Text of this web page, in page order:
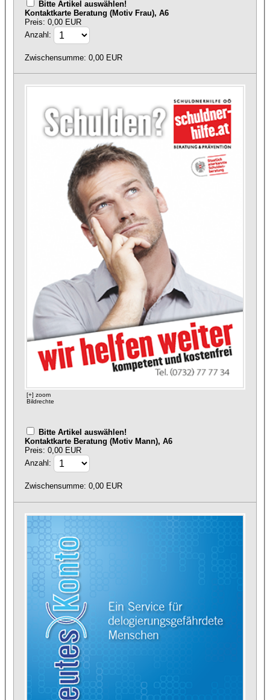
Bitte Artikel auswählen!
Kontaktkarte Beratung (Motiv Frau), A6
Preis: 0,00 EUR
Anzahl:
Zwischensumme: 0,00 EUR
[+] zoom
Bildrechte
Bitte Artikel auswählen!
Kontaktkarte Beratung (Motiv Mann), A6
Preis: 0,00 EUR
Anzahl:
Zwischensumme: 0,00 EUR